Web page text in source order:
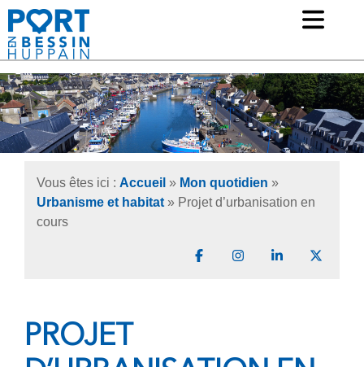
Mairie de Port-en-Bessin Huppain
Vous êtes ici : Accueil » Mon quotidien »
Urbanisme et habitat » Projet d’urbanisation en
cours
Partager sur Facebook
Partager surPartager sur
PROJET